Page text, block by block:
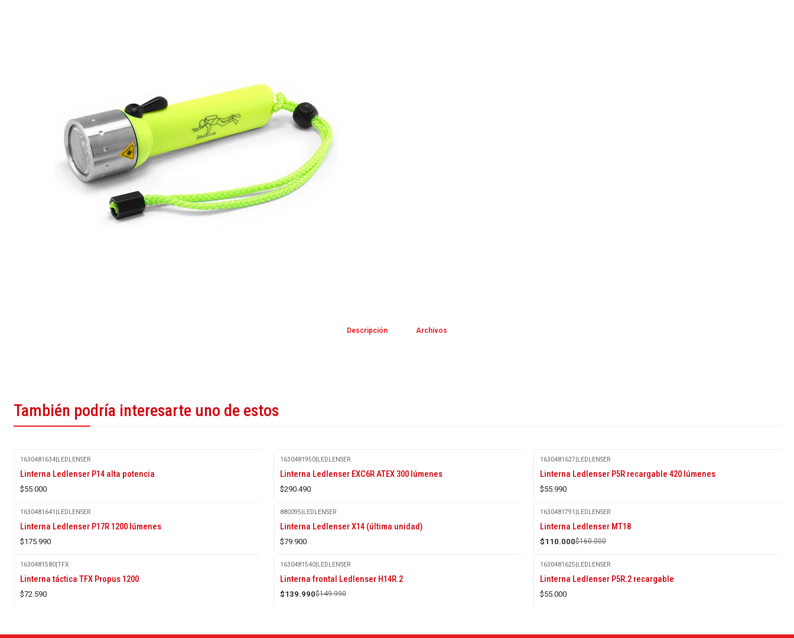
Descripción Archivos
También podría interesarte uno de estos
1630481634|LEDLENSER
Linterna Ledlenser P14 alta potencia
$55.000
1630481950|LEDLENSER
Linterna Ledlenser EXC6R ATEX 300 lúmenes
$290.490
1630481627|LEDLENSER
Linterna Ledlenser P5R recargable 420 lúmenes
$55.990
1630481641 |LEDLENSER
Linterna Ledlenser P17R 1200 lúmenes
$175.990
880095|LEDLENSER
Linterna Ledlenser X14 (última unidad)
$79.900
-31%
OFF
1630481791 |LEDLENSER
Linterna Ledlenser MT18
$110.000$160.000
1630481580|TFX
Linterna táctica TFX Propus 1200
$72.590
-7%
OFF
1630481540|LEDLENSER
Linterna frontal Ledlenser H14R.2
$139.990$149.990
1630481625|LEDLENSER
Linterna Ledlenser P5R.2 recargable
$55.000